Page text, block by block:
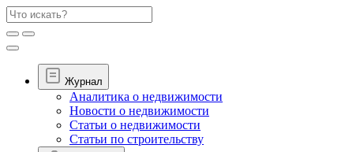
Журнал
Аналитика о недвижимости
Новости о недвижимости
Статьи о недвижимости
Статьи по строительству